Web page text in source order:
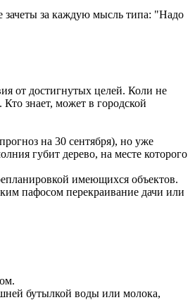
за каждую мысль типа: "Надо
от достигнутых целей. Коли не
знает, может в городской
на 30 сентября), но уже
губит дерево, на месте которого
имеющихся объектов.
пафосом перекраивание дачи или
бутылкой воды или молока,